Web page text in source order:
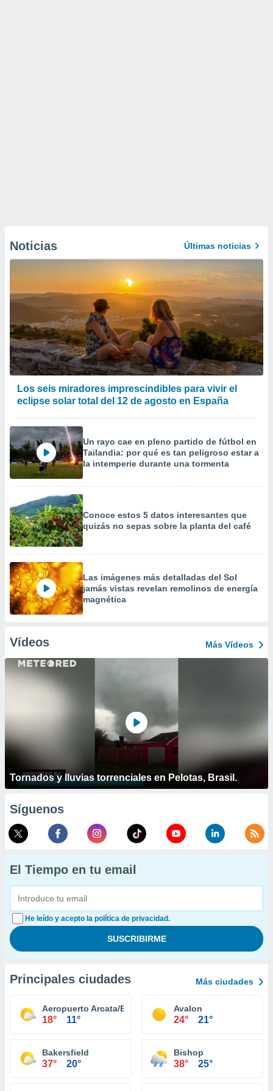
Noticias Últimas noticias
Los seis miradores imprescindibles para vivir el
eclipse solar total del 12 de agosto en España
Un rayo cae en pleno partido de fútbol en
Tailandia: por qué es tan peligroso estar a
la intemperie durante una tormenta
Conoce estos 5 datos interesantes que
quizás no sepas sobre la planta del café
Las imágenes más detalladas del Sol
jamás vistas revelan remolinos de energía
magnética
Vídeos Más Vídeos
Tornados y lluvias torrenciales en Pelotas, Brasil.
Síguenos
El Tiempo en tu email
He leído y acepto la política de privacidad.
Principales ciudades Más ciudades
Aeropuerto Arcata/Eureka
18° 11°
Avalon
24° 21°
Bakersfield
37° 20°
Bishop
38° 25°